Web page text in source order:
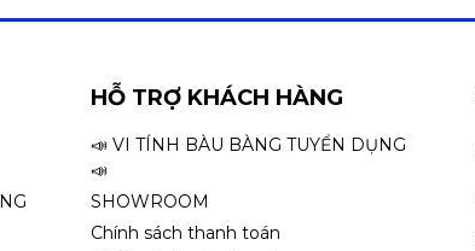
HỖ TRỢ KHÁCH HÀNG
📣 VI TÍNH BÀU BÀNG TUYỂN DỤNG
📣
SHOWROOM
Chính sách thanh toán